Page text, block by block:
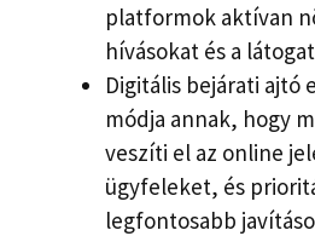
platformok aktívan
hívásokat és a
Digitális bejárati ajtó
módja annak, hogy
veszíti el az online
ügyfeleket, és
legfontosabb